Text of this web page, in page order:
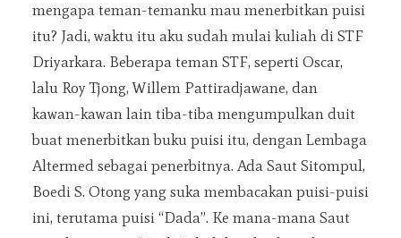
mengapa teman-temanku mau menerbitkan puisi
itu? Jadi, waktu itu aku sudah mulai kuliah di STF
Driyarkara. Beberapa teman STF, seperti Oscar,
lalu Roy Tjong, Willem Pattiradjawane, dan
kawan-kawan lain tiba-tiba mengumpulkan duit
buat menerbitkan buku puisi itu, dengan Lembaga
Altermed sebagai penerbitnya. Ada Saut Sitompul,
Boedi S. Otong yang suka membacakan puisi-puisi
ini, terutama puisi “Dada”. Ke mana-mana Saut